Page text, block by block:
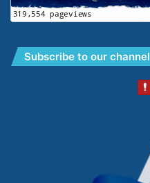
Subscribe to our channel